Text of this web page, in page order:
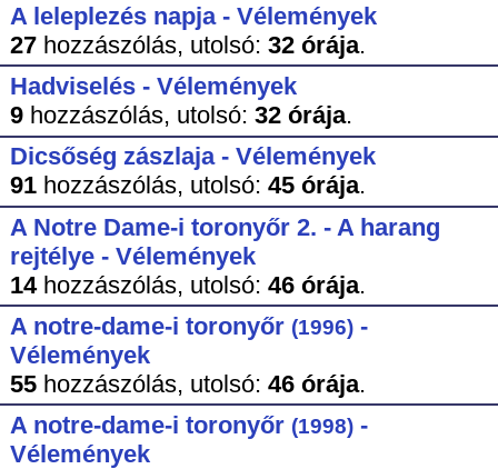
A leleplezés napja - Vélemények
27hozzászólás, utolsó: 32 órája.
Hadviselés - Vélemények
9hozzászólás, utolsó: 32 órája.
Dicsőség zászlaja - Vélemények
91hozzászólás, utolsó: 45 órája.
A Notre Dame-i toronyőr 2. - A harang
rejtélye - Vélemények
14hozzászólás, utolsó: 46 órája.
A notre-dame-i toronyőr (1996)-
Vélemények
55hozzászólás, utolsó: 46 órája.
A notre-dame-i toronyőr (1998)-
Vélemények